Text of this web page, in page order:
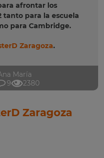
afrontar los
tanto para la escuela
para Cambridge.
Zaragoza.
María
9 2380
Zaragoza